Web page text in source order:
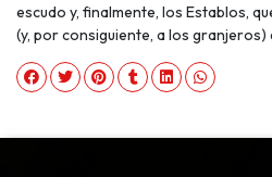
escudo y, finalmente, los Establos,
(y, por consiguiente, a los granjeros)